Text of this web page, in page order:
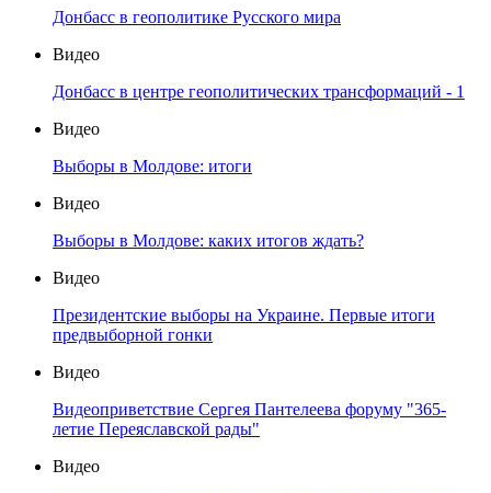
Донбасс в геополитике Русского мира
Видео
Донбасс в центре геополитических трансформаций - 1
Видео
Выборы в Молдове: итоги
Видео
Выборы в Молдове: каких итогов ждать?
Видео
Президентские выборы на Украине. Первые итоги
предвыборной гонки
Видео
Видеоприветствие Сергея Пантелеева форуму "365-
летие Переяславской рады"
Видео